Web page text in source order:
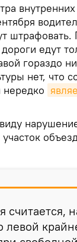
штрафовать.
едут
гораздо
нет, что
нередко
левой